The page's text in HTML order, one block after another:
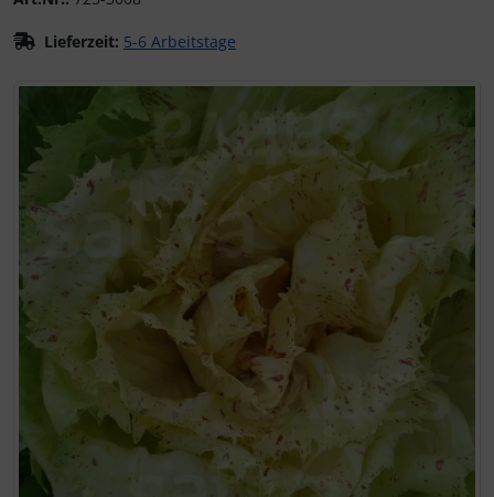
Lieferzeit: 5-6 Arbeitstage
Wenn mehr als ein Produktbild exitiert, können Sie die